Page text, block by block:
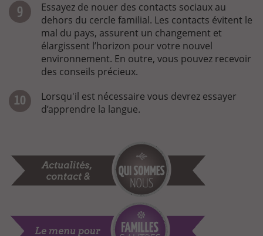
Essayez de nouer des contacts sociaux au
dehors du cercle familial. Les contacts évitent le
mal du pays, assurent un changement et
élargissent l’horizon pour votre nouvel
environnement. En outre, vous pouvez recevoir
des conseils précieux.
Lorsqu'il est nécessaire vous devrez essayer
d’apprendre la langue.